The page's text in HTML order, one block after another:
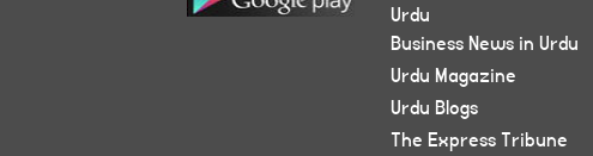
Urdu
Business News in Urdu
Urdu Magazine
Urdu Blogs
The Express Tribune